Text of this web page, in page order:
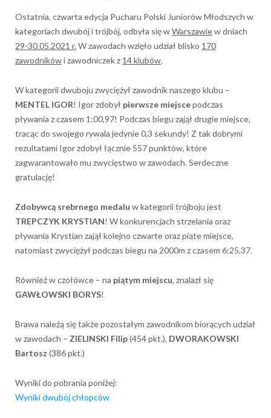
Ostatnia, czwarta edycja Pucharu Polski Juniorów Młodszych w
kategoriach dwubój i trójbój, odbyła się wWarszawiew dniach
29-30.05.2021 r. W zawodach wzięło udział blisko 170
zawodnikówi zawodniczek z 14 klubów.
W kategorii dwuboju zwyciężył zawodnik naszego klubu –
MENTEL IGOR! Igor zdobył pierwsze miejscepodczas
pływania z czasem 1:00,97! Podczas biegu zajął drugie miejsce,
tracąc do swojego rywala jedynie 0,3 sekundy! Z tak dobrymi
rezultatami Igor zdobył łącznie 557 punktów, które
zagwarantowało mu zwycięstwo w zawodach. Serdeczne
gratulację!
Zdobywcą srebrnego medalu w kategorii trójboju jest
TREPCZYK KRYSTIAN! W konkurencjach strzelania oraz
pływania Krystian zajął kolejno czwarte oraz piąte miejsce,
natomiast zwyciężył podczas biegu na 2000m z czasem 6:25,37.
Również w czołówce – na piątym miejscu, znalazł się
GAWŁOWSKI BORYS!
Brawa należą się także pozostałym zawodnikom biorących udział
w zawodach – ZIELINSKI Filip(454 pkt.), DWORAKOWSKI
Bartosz (386 pkt.)
Wyniki do pobrania poniżej:
Wyniki dwubój chłopców